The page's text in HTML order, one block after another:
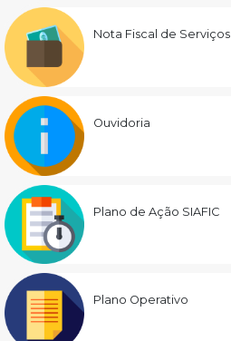
Nota Fiscal de Serviços
Ouvidoria
Plano de Ação SIAFIC
Plano Operativo